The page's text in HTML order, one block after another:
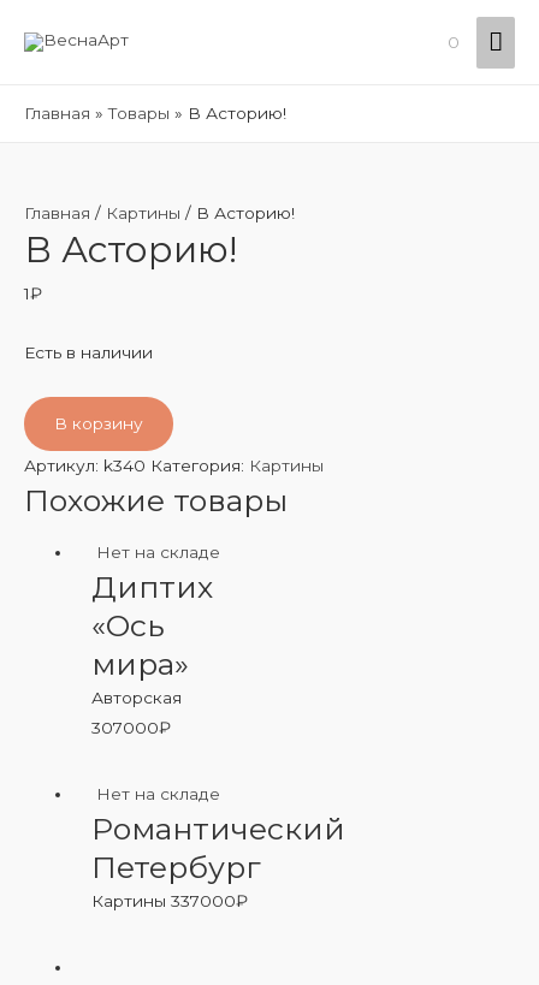
0
Главная Товары В Асторию!
Главная / Картины / В Асторию!
В Асторию!
1₽
Есть в наличии
В корзину
Артикул: k340 Категория: Картины
Похожие товары
Нет на складе
Диптих
«Ось
мира»
Авторская
307000₽
Нет на складе
Романтический
Петербург
Картины337000₽